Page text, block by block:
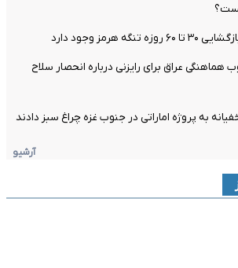
هرمز وجود دارد
عراق برای رایزنی درباره انحصار سلاح
به پروژه اماراتی در جنوب غزه چراغ سبز دادند
آرشیو